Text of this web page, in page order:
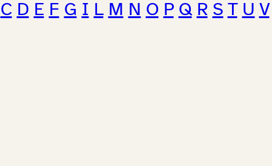
C D E F G I L M N O P Q R S T U V